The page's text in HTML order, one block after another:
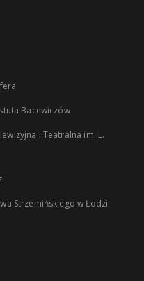
Bacewiczów
i Teatralna im. L.
Strzemińskiego w Łodzi